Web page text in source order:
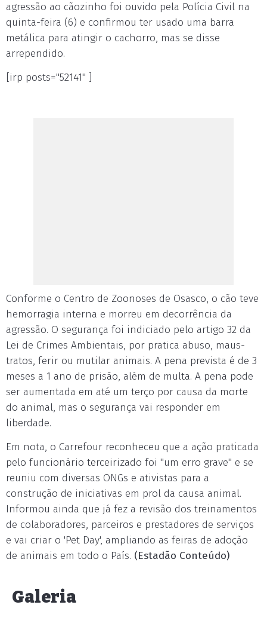
agressão ao cãozinho foi ouvido pela Polícia Civil na
quinta-feira (6) e confirmou ter usado uma barra
metálica para atingir o cachorro, mas se disse
arrependido.
[irp posts="52141" ]
Conforme o Centro de Zoonoses de Osasco, o cão teve
hemorragia interna e morreu em decorrência da
agressão. O segurança foi indiciado pelo artigo 32 da
Lei de Crimes Ambientais, por pratica abuso, maus-
tratos, ferir ou mutilar animais. A pena prevista é de 3
meses a 1 ano de prisão, além de multa. A pena pode
ser aumentada em até um terço por causa da morte
do animal, mas o segurança vai responder em
liberdade.
Em nota, o Carrefour reconheceu que a ação praticada
pelo funcionário terceirizado foi "um erro grave" e se
reuniu com diversas ONGs e ativistas para a
construção de iniciativas em prol da causa animal.
Informou ainda que já fez a revisão dos treinamentos
de colaboradores, parceiros e prestadores de serviços
e vai criar o 'Pet Day', ampliando as feiras de adoção
de animais em todo o País. (Estadão Conteúdo)
Galeria